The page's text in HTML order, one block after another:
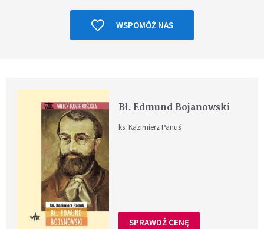
WSPOMÓŻ NAS
Bł. Edmund Bojanowski
ks. Kazimierz Panuś
SPRAWDŹ CENĘ